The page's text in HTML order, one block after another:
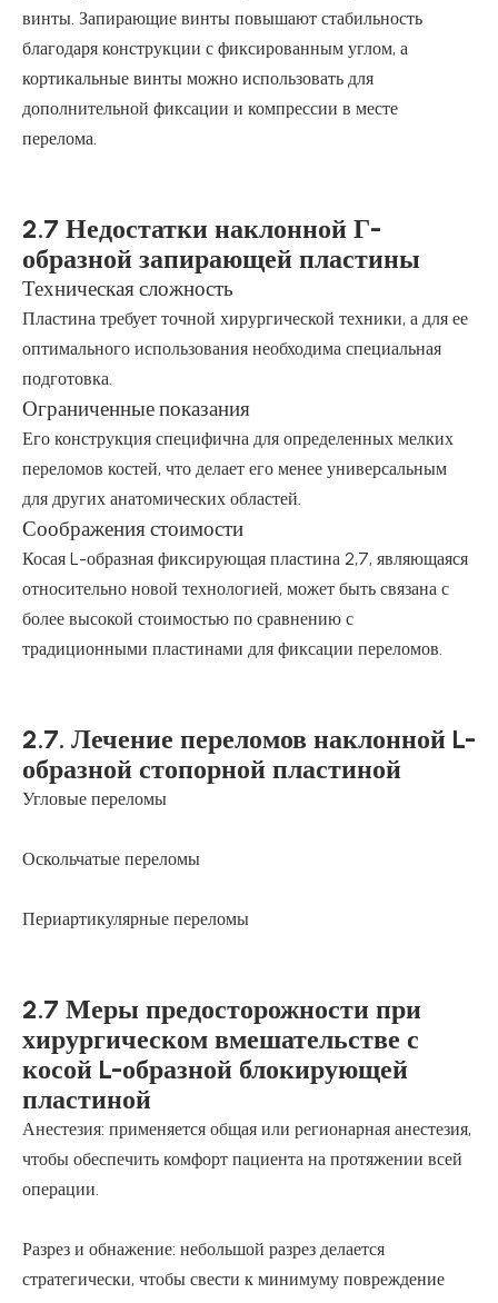
винты. Запирающие винты повышают стабильность
благодаря конструкции с фиксированным углом, а
кортикальные винты можно использовать для
дополнительной фиксации и компрессии в месте
перелома.
2.7 Недостатки наклонной Г-
образной запирающей пластины
Техническая сложность
Пластина требует точной хирургической техники, а для ее
оптимального использования необходима специальная
подготовка.
Ограниченные показания
Его конструкция специфична для определенных мелких
переломов костей, что делает его менее универсальным
для других анатомических областей.
Соображения стоимости
Косая L-образная фиксирующая пластина 2,7, являющаяся
относительно новой технологией, может быть связана с
более высокой стоимостью по сравнению с
традиционными пластинами для фиксации переломов.
2.7. Лечение переломов наклонной L-
образной стопорной пластиной
Угловые переломы
Оскольчатые переломы
Периартикулярные переломы
2.7 Меры предосторожности при
хирургическом вмешательстве с
косой L-образной блокирующей
пластиной
Анестезия: применяется общая или регионарная анестезия,
чтобы обеспечить комфорт пациента на протяжении всей
операции.
Разрез и обнажение: небольшой разрез делается
стратегически, чтобы свести к минимуму повреждение